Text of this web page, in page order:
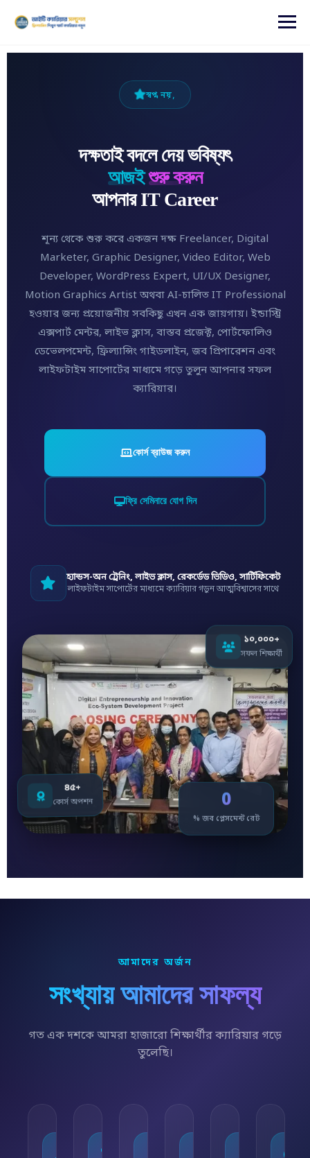
স্বপ্ন নয়,
দক্ষতাই বদলে দেয় ভবিষ্যৎ
আজই শুরু করুন
আপনার IT Career
শূন্য থেকে শুরু করে একজন দক্ষ Freelancer, Digital
Marketer, Graphic Designer, Video Editor, Web
Developer, WordPress Expert, UI/UX Designer,
Motion Graphics Artist অথবা AI-চালিত IT Professional
হওয়ার জন্য প্রয়োজনীয় সবকিছু এখন এক জায়গায়। ইন্ডাস্ট্রি
এক্সপার্ট মেন্টর, লাইভ ক্লাস, বাস্তব প্রজেক্ট, পোর্টফোলিও
ডেভেলপমেন্ট, ফ্রিল্যান্সিং গাইডলাইন, জব প্রিপারেশন এবং
লাইফটাইম সাপোর্টের মাধ্যমে গড়ে তুলুন আপনার সফল
ক্যারিয়ার।
কোর্স ব্রাউজ করুন
ফ্রি সেমিনারে যোগ দিন
হ্যান্ডস-অন ট্রেনিং, লাইভ ক্লাস, রেকর্ডেড ভিডিও, সার্টিফিকেট
লাইফটাইম সাপোর্টের মাধ্যমে ক্যারিয়ার গড়ুন আত্মবিশ্বাসের সাথে
১০,০০০+
সফল শিক্ষার্থী
৪৫+
কোর্স অপশন 0
% জব প্লেসমেন্ট রেট
আমাদের অর্জন
সংখ্যায় আমাদের সাফল্য
গত এক দশকে আমরা হাজারো শিক্ষার্থীর ক্যারিয়ার গড়ে
তুলেছি।